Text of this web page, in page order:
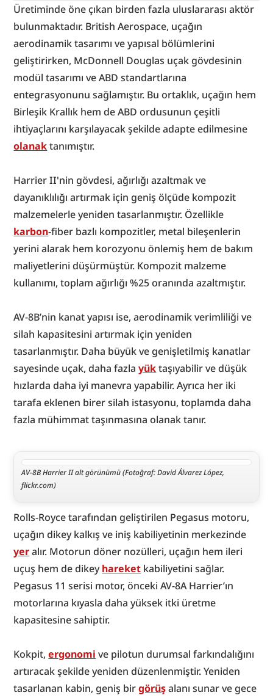
Üretiminde öne çıkan birden fazla uluslararası aktör
bulunmaktadır. British Aerospace, uçağın
aerodinamik tasarımı ve yapısal bölümlerini
geliştirirken, McDonnell Douglas uçak gövdesinin
modül tasarımı ve ABD standartlarına
entegrasyonunu sağlamıştır. Bu ortaklık, uçağın hem
Birleşik Krallık hem de ABD ordusunun çeşitli
olanak tanımıştır.
Harrier II'nin gövdesi, ağırlığı azaltmak ve
dayanıklılığı artırmak için geniş ölçüde kompozit
karbon-fiber bazlı kompozitler, metal bileşenlerin
yerini alarak hem korozyonu önlemiş hem de bakım
maliyetlerini düşürmüştür. Kompozit malzeme
kullanımı, toplam ağırlığı %25 oranında azaltmıştır.
AV-8B’nin kanat yapısı ise, aerodinamik verimliliği ve
silah kapasitesini artırmak için yeniden
tasarlanmıştır. Daha büyük ve genişletilmiş kanatlar
sayesinde uçak, daha fazla yük taşıyabilir ve düşük
hızlarda daha iyi manevra yapabilir. Ayrıca her iki
tarafa eklenen birer silah istasyonu, toplamda daha
fazla mühimmat taşınmasına olanak tanır.
AV-8B Harrier II alt görünümü (Fotoğraf: David Álvarez López,
flickr.com)
Rolls-Royce tarafından geliştirilen Pegasus motoru,
yer alır. Motorun döner nozülleri, uçağın hem ileri
uçuş hem de dikey hareket kabiliyetini sağlar.
Pegasus 11 serisi motor, önceki AV-8A Harrier’ın
motorlarına kıyasla daha yüksek itki üretme
kapasitesine sahiptir.
Kokpit, ergonomi ve pilotun durumsal farkındalığını
artıracak şekilde yeniden düzenlenmiştir. Yeniden
tasarlanan kabin, geniş bir görüş alanı sunar ve gece